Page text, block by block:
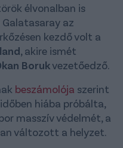
élvonalban is
az
kezdő volt a
, akire ismét
Borukvezetőedző.
beszámolója szerint
hiába próbálta,
masszív védelmét, a
változott a helyzet.